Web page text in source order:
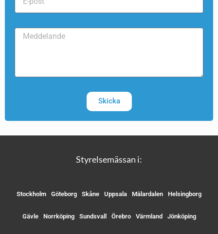
Skicka
Styrelsemässan i:
Stockholm Göteborg Skåne Uppsala Mälardalen Helsingborg
Gävle Norrköping Sundsvall Örebro Värmland Jönköping